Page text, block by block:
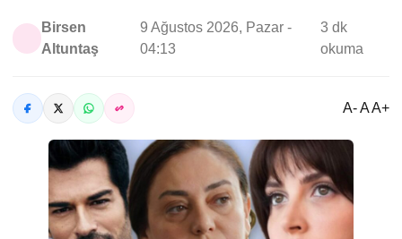
Birsen
Altuntaş
9 Ağustos 2026, Pazar -
04:13
3 dk
okuma
A- A A+